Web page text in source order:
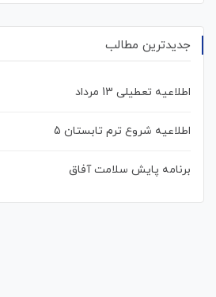
جدیدترین مطالب
اطلاعیه تعطیلی 13 مرداد
اطلاعیه شروع ترم تابستان 5
برنامه پایش سلامت آفاق